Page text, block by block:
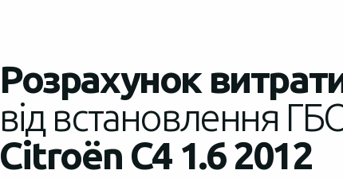
Розрахунок
від встановлення
Citroën C4 1.6 2012